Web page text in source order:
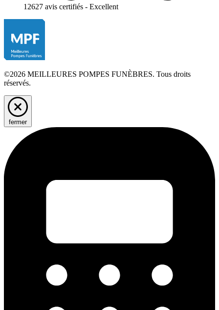
12627 avis certifiés - Excellent
©2026 MEILLEURES POMPES FUNÈBRES. Tous droits
réservés.
fermer